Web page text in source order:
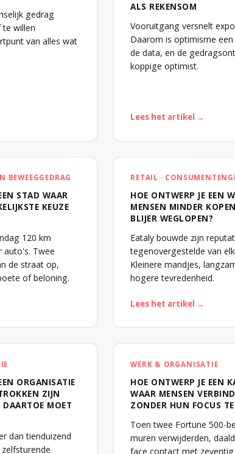
gedrag
te willen
van alles wat
ALS REKENSOM
Vooruitgang versnelt
Daarom is optimisme
de data, en de
koppige optimist.
Lees het artikel →
BEWEEGGEDRAG
STAD WAAR
KEUZE
120 km
Twee
de straat op,
of beloning.
RETAIL ·
HOE ONTWERP JE EEN
MENSEN MINDER
BLIJER WEGLOPEN?
Eataly bouwde zijn
tegenovergestelde van
Kleinere mandjes,
hogere tevredenheid.
Lees het artikel →
ORGANISATIE
ZIJN
DAARTOE MOET
dan tienduizend
WERK & ORGANISATIE
HOE ONTWERP JE EEN
WAAR MENSEN
ZONDER HUN FOCUS
Toen twee Fortune 500-
muren verwijderden,
face contact met